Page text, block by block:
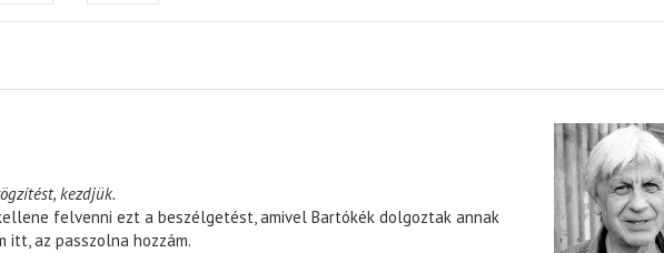
kezdjük.
felvenni ezt a beszélgetést, amivel Bartókék dolgoztak annak
itt, az passzolna hozzám.